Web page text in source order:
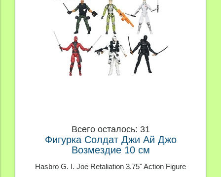
Всего осталось: 31
Фигурка Солдат Джи Ай Джо
Возмездие 10 см
Hasbro G. I. Joe Retaliation 3.75" Action Figure